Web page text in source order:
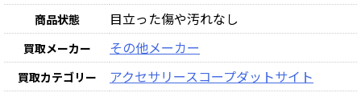
商品状態 目立った傷や汚れなし
買取メーカー その他メーカー
買取カテゴリー アクセサリースコープダットサイト